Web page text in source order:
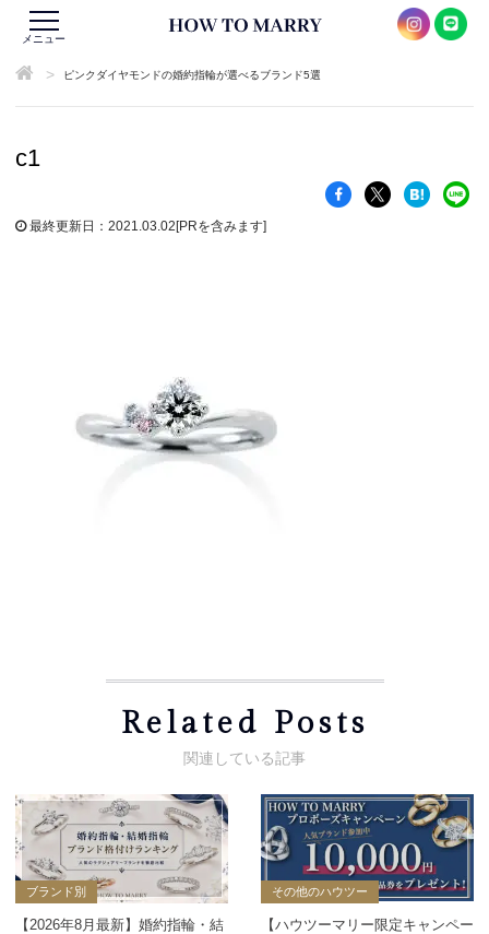
メニュー
> ピンクダイヤモンドの婚約指輪が選べるブランド5選
c1
最終更新日：2021.03.02[PRを含みます]
Related Posts
ブランド別
【2026年8月最新】婚約指輪・結
その他のハウツー
【ハウツーマリー限定キャンペー